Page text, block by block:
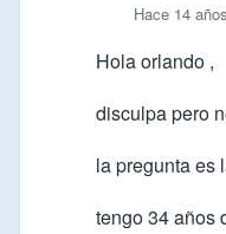
Hace 14
Hola orlando ,
disculpa pero
la pregunta es
tengo 34 años